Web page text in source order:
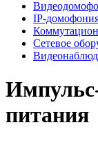
IP-
Сетевое
питания